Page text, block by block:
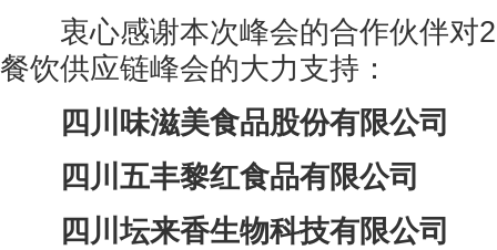
衷心感谢本次峰会的合作伙伴对
餐饮供应链峰会的大力支持：
四川味滋美食品股份有限公司
四川五丰黎红食品有限公司
四川坛来香生物科技有限公司